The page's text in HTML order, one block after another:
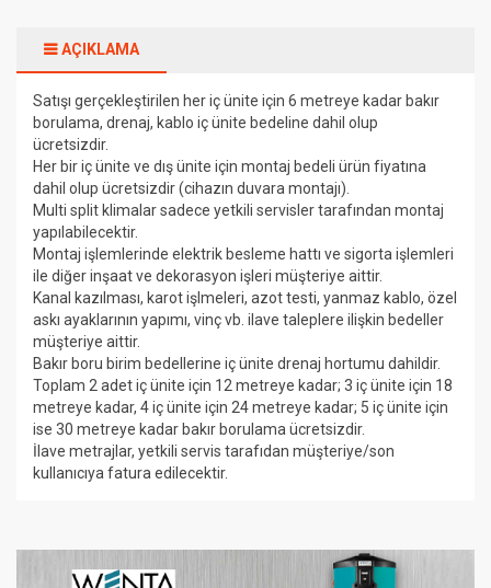
AÇIKLAMA
Satışı gerçekleştirilen her iç ünite için 6 metreye kadar bakır
borulama, drenaj, kablo iç ünite bedeline dahil olup
ücretsizdir.
Her bir iç ünite ve dış ünite için montaj bedeli ürün fiyatına
dahil olup ücretsizdir (cihazın duvara montajı).
Multi split klimalar sadece yetkili servisler tarafından montaj
yapılabilecektir.
Montaj işlemlerinde elektrik besleme hattı ve sigorta işlemleri
ile diğer inşaat ve dekorasyon işleri müşteriye aittir.
Kanal kazılması, karot işlmeleri, azot testi, yanmaz kablo, özel
askı ayaklarının yapımı, vinç vb. ilave taleplere ilişkin bedeller
müşteriye aittir.
Bakır boru birim bedellerine iç ünite drenaj hortumu dahildir.
Toplam 2 adet iç ünite için 12 metreye kadar; 3 iç ünite için 18
metreye kadar, 4 iç ünite için 24 metreye kadar; 5 iç ünite için
ise 30 metreye kadar bakır borulama ücretsizdir.
İlave metrajlar, yetkili servis tarafıdan müşteriye/son
kullanıcıya fatura edilecektir.